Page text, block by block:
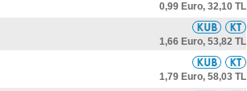
0,99 Euro, 32,10 TL
1,66 Euro, 53,82 TL
1,79 Euro, 58,03 TL